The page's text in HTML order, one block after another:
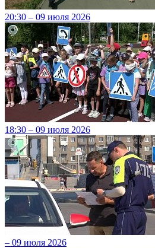
20:30 – 09 июля 2026
18:30 – 09 июля 2026
– 09 июля 2026